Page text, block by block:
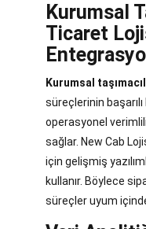
Kurumsal
Ticaret
Kurumsal
süreçlerinin
operasyonel
sağlar. New Cab
için gelişmiş
kullanır. Böylece
süreçler uyum